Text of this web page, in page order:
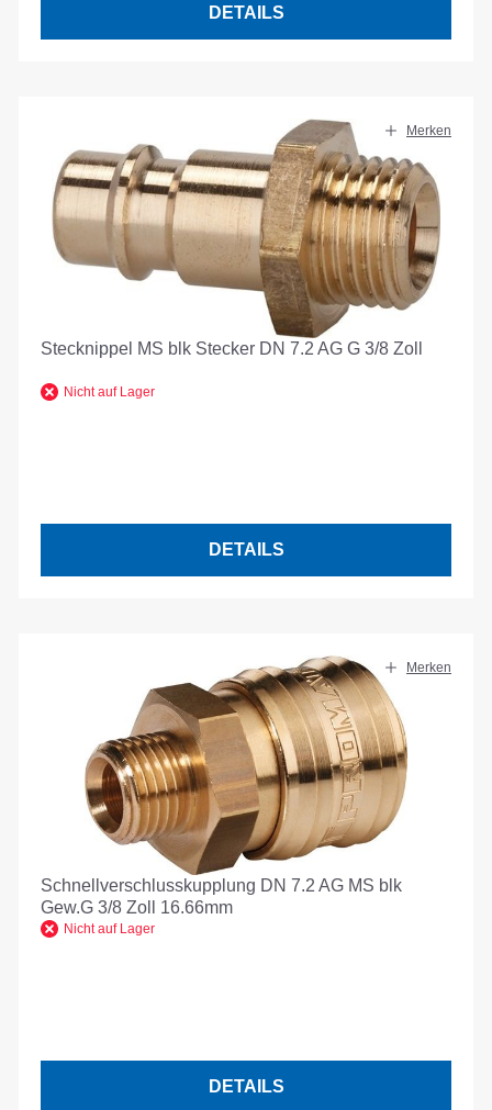
DETAILS
Merken
Stecknippel MS blk Stecker DN 7.2 AG G 3/8 Zoll
Nicht auf Lager
DETAILS
Merken
Schnellverschlusskupplung DN 7.2 AG MS blk
Gew.G 3/8 Zoll 16.66mm
Nicht auf Lager
DETAILS